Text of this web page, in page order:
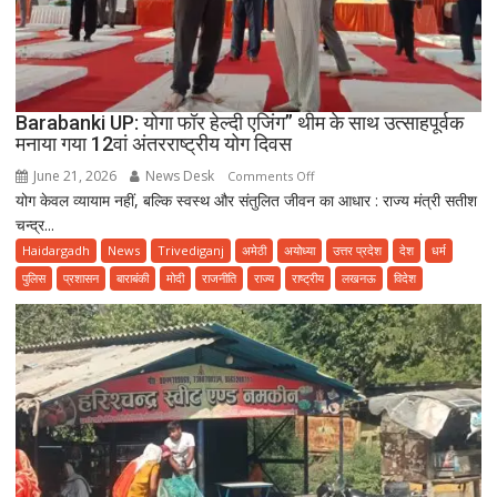
Barabanki UP: योगा फॉर हेल्दी एजिंग” थीम के साथ उत्साहपूर्वक
मनाया गया 12वां अंतरराष्ट्रीय योग दिवस
June 21, 2026 News Desk Comments Offon
Barabanki
योगा
फॉर
हेल्दी
एजिंग”
थीम
के
साथ
उत्साहपूर्वक
मनाया
गया
12वां
योग केवल व्यायाम नहीं, बल्कि स्वस्थ और संतुलित जीवन का आधार : राज्य मंत्री सतीश
चन्द्र...
Haidargadh News Trivediganj अमेठी अयोध्या उत्तर प्रदेश देश
धर्म
पुलिस
प्रशासन बाराबंकी मोदी राजनीति राज्य राष्ट्रीय लखनऊ विदेश